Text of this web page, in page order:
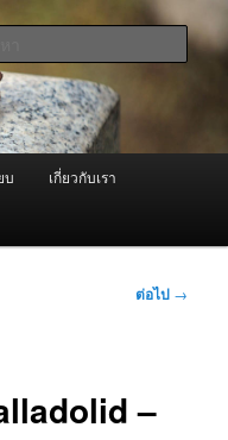
ควัน Best
และ อะไหล่
ด้วยความจริงใจ
ค้นหา
บ เกี่ยวกับเรา
ต่อไป →
–